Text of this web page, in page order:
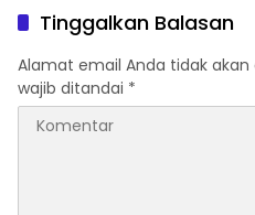
dan SWDKLLJ
Tinggalkan Balasan
Alamat email Anda tidak akan
wajib ditandai *